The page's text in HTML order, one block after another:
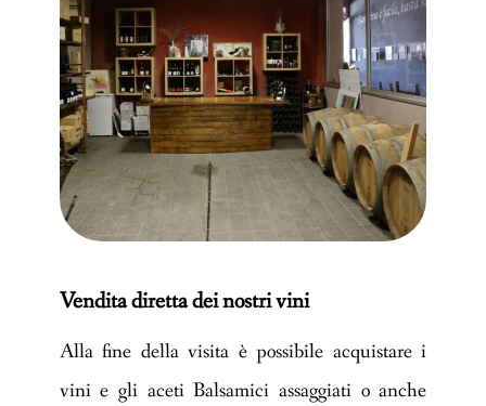
Vendita diretta dei nostri vini
Alla fine della visita è possibile acquistare i
vini e gli aceti Balsamici assaggiati o anche